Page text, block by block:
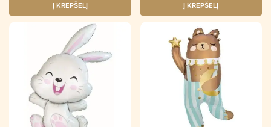
Į KREPŠELĮ Į KREPŠELĮ